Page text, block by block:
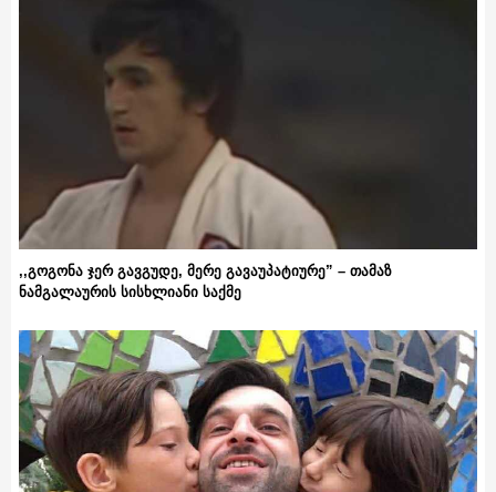
,,გოგონა ჯერ გავგუდე, მერე გავაუპატიურე” – თამაზ
ნამგალაურის სისხლიანი საქმე